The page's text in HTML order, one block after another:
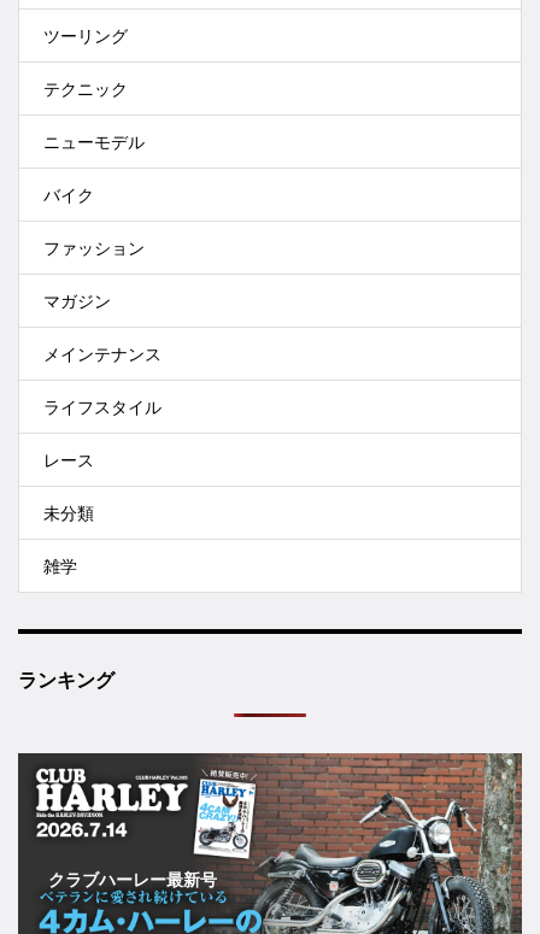
ツーリング
テクニック
ニューモデル
バイク
ファッション
マガジン
メインテナンス
ライフスタイル
レース
未分類
雑学
ランキング
クラブハーレー最新号